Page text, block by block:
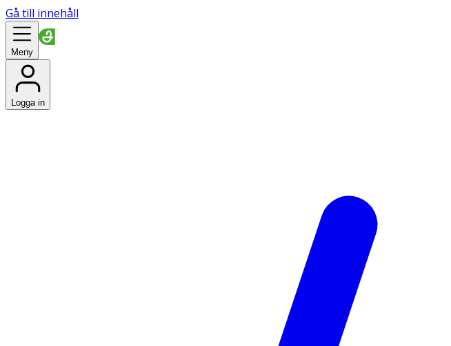
Gå till innehåll
Meny
Logga in